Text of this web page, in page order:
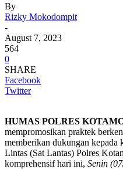
By
Rizky Mokodompit
-
August 7, 2023
564
0
SHARE
Facebook
Twitter
HUMAS POLRES
mempromosikan praktek
memberikan dukungan kepada
Lintas (Sat Lantas) Polres
komprehensif hari ini, Senin